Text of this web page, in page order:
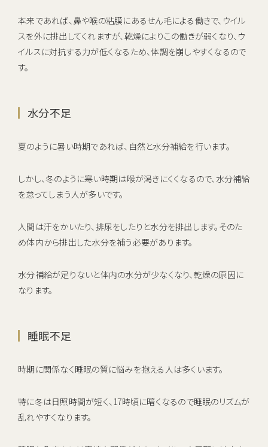
本来であれば、鼻や喉の粘膜にあるせん毛による働きで、ウイル
スを外に排出してくれますが、乾燥によりこの働きが弱くなり、ウ
イルスに対抗する力が低くなるため、体調を崩しやすくなるので
す。
水分不足
夏のように暑い時期であれば、自然と水分補給を行います。
しかし、冬のように寒い時期は喉が渇きにくくなるので、水分補給
を怠ってしまう人が多いです。
人間は汗をかいたり、排尿をしたりと水分を排出します。そのた
め体内から排出した水分を補う必要があります。
水分補給が足りないと体内の水分が少なくなり、乾燥の原因に
なります。
睡眠不足
時期に関係なく睡眠の質に悩みを抱える人は多くいます。
特に冬は日照時間が短く、17時頃に暗くなるので睡眠のリズムが
乱れやすくなります。